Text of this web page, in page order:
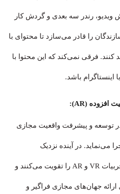
ویدیو، رندر سه بعدی و گردش کار
را قادر می‌سازد تا محتوای با
کنند. فرقی نمی‌کند که این محتوا با
اینستاگرام باشد.
توسعه و پیشرفت واقعیت مجازی
نسل بعدی تجربیات VR و AR را تقویت می‌کنند و
جهان‌های مجازی فراگیر و